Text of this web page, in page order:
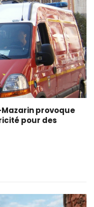
Mazarin provoque
pour des